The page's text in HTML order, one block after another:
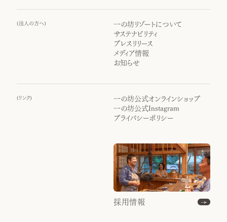
(法人の方へ)
一の坊リゾートについて
サステナビリティ
プレスリリース
メディア情報
お知らせ
( リンク)
一の坊公式オンラインショップ
一の坊公式Instagram
プライバシーポリシー
採用情報